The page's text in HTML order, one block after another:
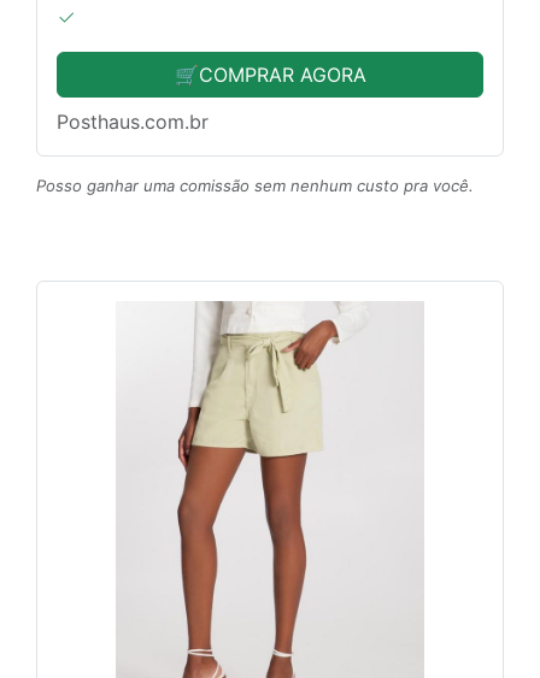
🛒COMPRAR AGORA
Posthaus.com.br
Posso ganhar uma comissão sem nenhum custo pra você.